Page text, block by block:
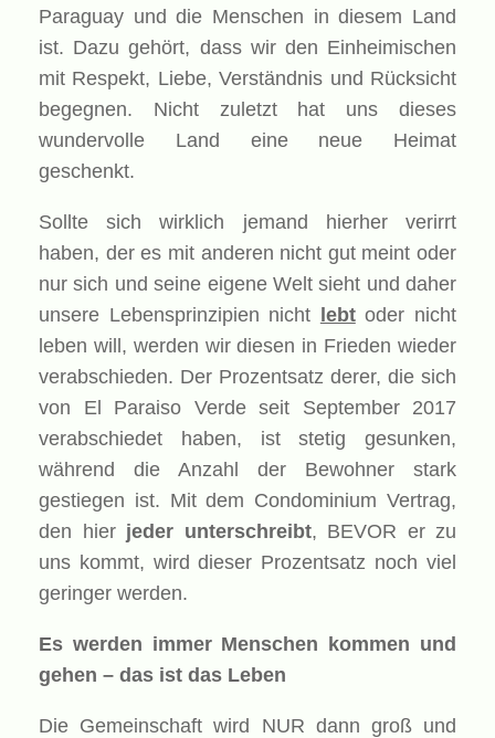
Paraguay und die Menschen in diesem Land
ist. Dazu gehört, dass wir den Einheimischen
mit Respekt, Liebe, Verständnis und Rücksicht
begegnen. Nicht zuletzt hat uns dieses
wundervolle Land eine neue Heimat
geschenkt.
Sollte sich wirklich jemand hierher verirrt
haben, der es mit anderen nicht gut meint oder
nur sich und seine eigene Welt sieht und daher
unsere Lebensprinzipien nicht lebtoder nicht
leben will, werden wir diesen in Frieden wieder
verabschieden. Der Prozentsatz derer, die sich
von El Paraiso Verde seit September 2017
verabschiedet haben, ist stetig gesunken,
während die Anzahl der Bewohner stark
gestiegen ist. Mit dem Condominium Vertrag,
den hier jeder unterschreibt, BEVOR er zu
uns kommt, wird dieser Prozentsatz noch viel
geringer werden.
Es werden immer Menschen kommen und
gehen – das ist das Leben
Die Gemeinschaft wird NUR dann groß und